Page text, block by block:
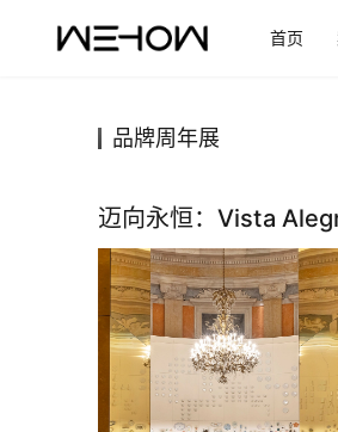
首页
品牌周年展
迈向永恒：Vista